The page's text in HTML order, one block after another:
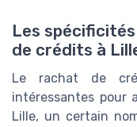
Les
de crédits à
Le rachat de
intéressantes pour
Lille, un certain